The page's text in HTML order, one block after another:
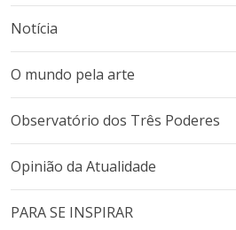
Notícia
O mundo pela arte
Observatório dos Três Poderes
Opinião da Atualidade
PARA SE INSPIRAR